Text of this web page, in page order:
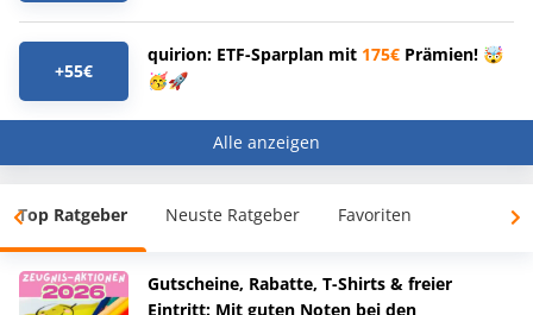
+55€
quirion: ETF-Sparplan mit 175€ Prämien! 🤯
🥳🚀
Alle anzeigen
Top Ratgeber Neuste Ratgeber Favoriten
Gutscheine, Rabatte, T-Shirts & freier
Eintritt: Mit guten Noten bei den